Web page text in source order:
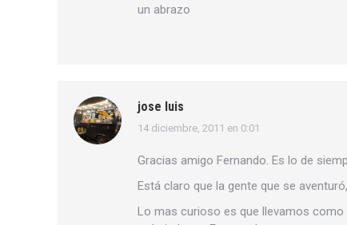
un abrazo
jose luis
dice:
14 diciembre, 2011 en 0:01
Gracias amigo Fernando. Es lo de
Está claro que la gente que se
Lo mas curioso es que llevamos como